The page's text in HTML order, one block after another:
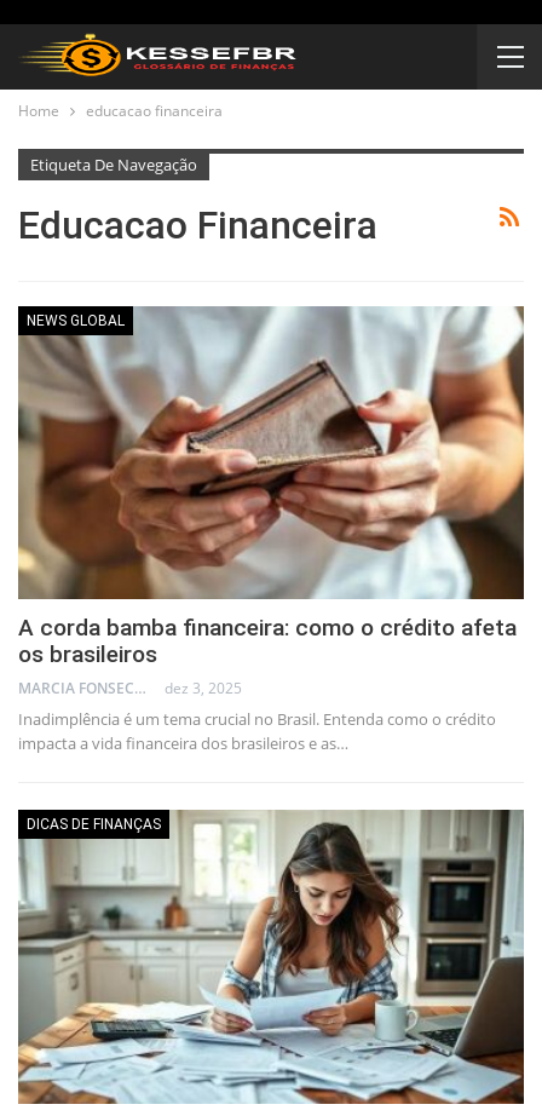
Home educacao financeira
Etiqueta De Navegação
Educacao Financeira
NEWS GLOBAL
A corda bamba financeira: como o crédito afeta
os brasileiros
MARCIA FONSECA - FINANCIAL CONSULTANT dez 3, 2025
Inadimplência é um tema crucial no Brasil. Entenda como o crédito
impacta a vida financeira dos brasileiros e as…
DICAS DE FINANÇAS